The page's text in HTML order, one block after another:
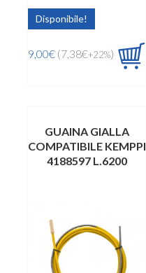
Disponibile!
9,00€ (7,38€+22%)
GUAINA GIALLA
COMPATIBILE KEMPPI
4188597 L.6200